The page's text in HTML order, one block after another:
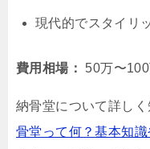
現代的でスタイリ
費用相場： 50万〜
納骨堂について詳しく
骨堂って何？基本知